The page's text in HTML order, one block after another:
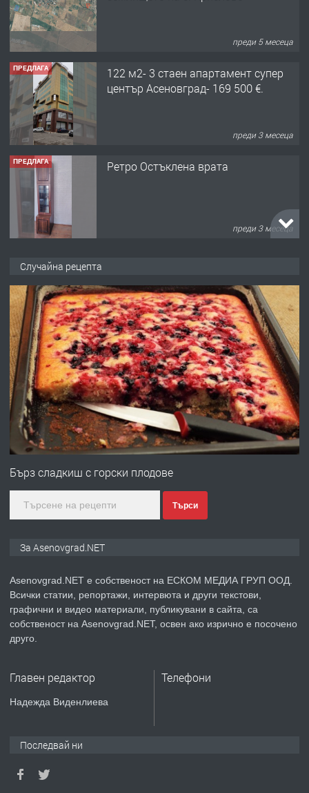
преди 5 месеца
ПРЕДЛАГА
122 м2- 3 стаен апартамент супер
център Асеновград- 169 500 €.
преди 3 месеца
ПРЕДЛАГА Ретро Остъклена врата
преди 3 месеца
преди 10 месеца
ПРЕДЛАГА
Професионална броячна машина -
със сертификат от ЕЦБ
преди 1 година
ПРЕДЛАГА
Професионална зеленчукорезачка
за заведения и дома
преди 2 години
ПРЕДЛАГА
Давам индивидуалани уроци по
Случайна рецепта
Бърз сладкиш с горски плодове
Търси
За Asenovgrad.NET
Asenovgrad.NET е собственост на ЕСКОМ МЕДИА ГРУП ООД.
Всички статии, репортажи, интервюта и други текстови,
графични и видео материали, публикувани в сайта, са
собственост на Asenovgrad.NET, освен ако изрично е посочено
друго.
Главен редактор
Надежда Виденлиева
Телефони
Последвай ни